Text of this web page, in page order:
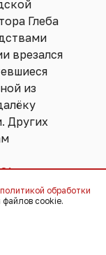
Глеба
врезался
из
Других
что над
политикой обработки
файлов cookie.